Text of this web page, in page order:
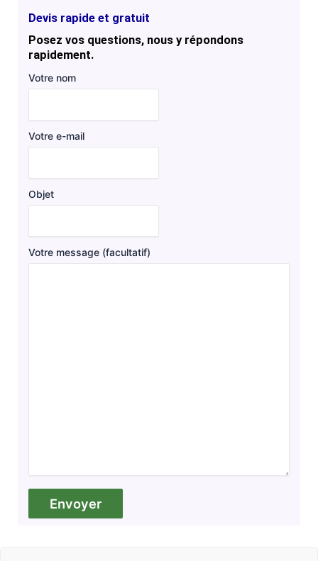
Devis rapide et gratuit
Posez vos questions, nous y répondons
rapidement.
Votre nom
Votre e-mail
Objet
Votre message (facultatif)